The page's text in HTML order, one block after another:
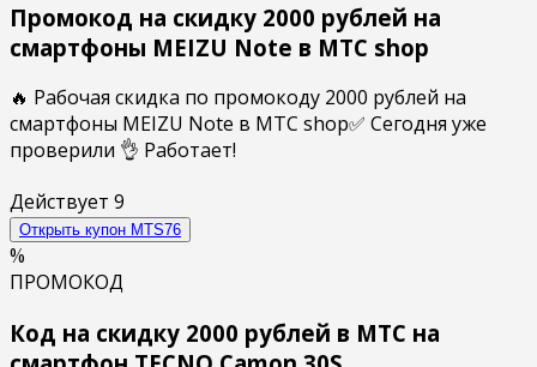
Промокод на скидку 2000 рублей на
смартфоны MEIZU Note в МТС shop
🔥 Рабочая скидка по промокоду 2000 рублей на
смартфоны MEIZU Note в МТС shop✅ Сегодня уже
проверили 👌 Работает!
Действует 9
Открыть купон MTS76
%
ПРОМОКОД
Код на скидку 2000 рублей в МТС на